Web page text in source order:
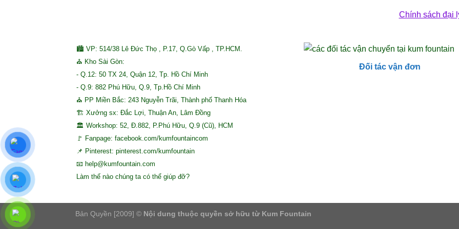
Chính sách đại
🏙 VP: 514/38 Lê Đức Thọ , P.17, Q.Gò Vấp , TP.HCM.
⛪ Kho Sài Gòn:
- Q.12: 50 TX 24, Quận 12, Tp. Hồ Chí Minh
- Q.9: 882 Phú Hữu, Q.9, Tp.Hồ Chí Minh
⛪ PP Miền Bắc: 243 Nguyễn Trãi, Thành phố Thanh Hóa
🏗 Xưởng sx: Đắc Lợi, Thuận An, Lâm Đồng
🏛 Workshop: 52, Đ.882, P.Phú Hữu, Q.9 (Cũ), HCM
🚩 Fanpage: facebook.com/kumfountaincom
📌 Pinterest: pinterest.com/kumfountain
📧 help@kumfountain.com
Làm thế nào chúng ta có thể giúp đỡ?
Đối tác vận đơn
Bản Quyền [2009] © Nội dung thuộc quyền sở hữu từ Kum Fountain